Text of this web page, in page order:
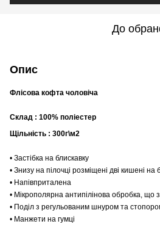
До
Опис
Флісова кофта чоловіча
Склад : 100% поліестер
Щільність : 300г\м2
• Застібка на блискавку
• Знизу на пілочці розміщені дві кишені на
• Напівприталена
• Мікрополярна антипілінова обробка, що
• Поділ з регульованим шнуром та
• Манжети на гумці